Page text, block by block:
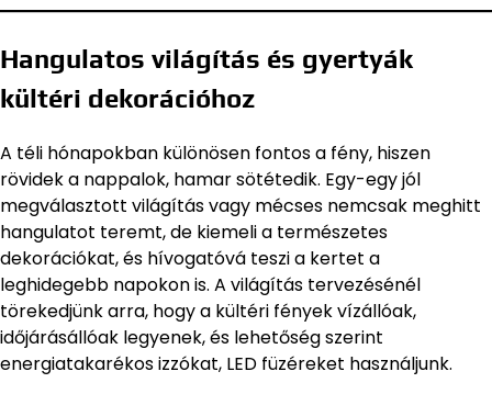
Hangulatos világítás és gyertyák
kültéri dekorációhoz
A téli hónapokban különösen fontos a fény, hiszen
rövidek a nappalok, hamar sötétedik. Egy-egy jól
megválasztott világítás vagy mécses nemcsak meghitt
hangulatot teremt, de kiemeli a természetes
dekorációkat, és hívogatóvá teszi a kertet a
leghidegebb napokon is. A világítás tervezésénél
törekedjünk arra, hogy a kültéri fények vízállóak,
időjárásállóak legyenek, és lehetőség szerint
energiatakarékos izzókat, LED füzéreket használjunk.